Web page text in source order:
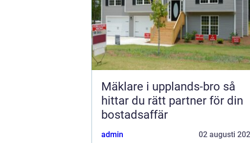
Mäklare i upplands-bro så
hittar du rätt partner för din
bostadsaffär
admin 02 augusti